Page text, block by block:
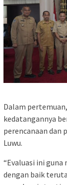
Dalam
kedatangannya
perencanaan dan
Luwu.
“Evaluasi ini
dengan baik